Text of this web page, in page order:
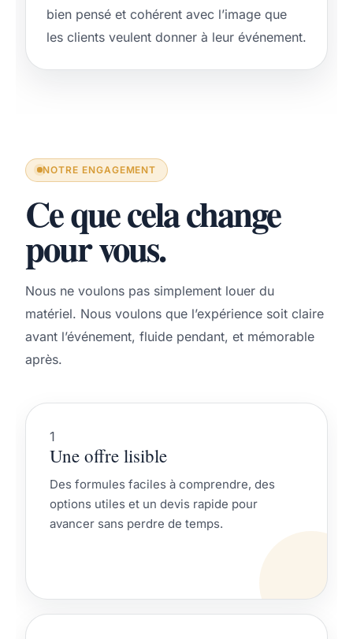
bien pensé et cohérent avec l’image que
les clients veulent donner à leur événement.
NOTRE ENGAGEMENT
Ce que cela change
pour vous.
Nous ne voulons pas simplement louer du
matériel. Nous voulons que l’expérience soit claire
avant l’événement, fluide pendant, et mémorable
après.
1
Une offre lisible
Des formules faciles à comprendre, des
options utiles et un devis rapide pour
avancer sans perdre de temps.